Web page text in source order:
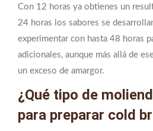
Con 12 horas ya obtienes un
24 horas los sabores se
experimentar con hasta 48 horas
adicionales, aunque más allá de
un exceso de amargor.
¿Qué tipo de
para preparar cold